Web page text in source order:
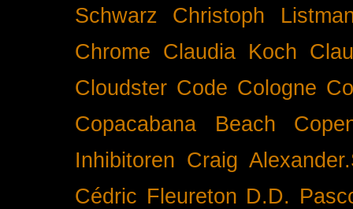
Schwarz
Christoph
Chrome Claudia Koch
Cloudster Code Cologne
Copacabana Beach
Inhibitoren Craig
Cédric Fleureton D.D.